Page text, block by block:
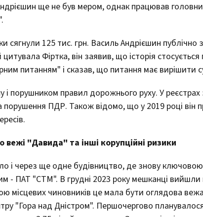
ще не був мером, однак працював
сягнули 125 тис. грн. Василь Андрієшин публічно
цитувала Фіртка, він заявив, що історія
питанням" і сказав, що питання має вирішити
і порушником правил дорожнього руху. У
порушення ПДР. Також відомо, що у 2019 році він
вежі "Давида" та інші корупційні ризики
і через ще одне будівництво, де знову
- ПАТ "СТМ". В грудні 2023 року мешканці вийшли
місцевих чиновників це мала бути оглядова
"Гора над Дністром". Першочергово